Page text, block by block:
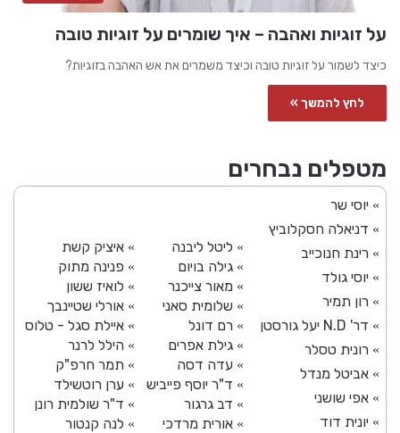
על זוגיות ואהבה – איך שומרים על זוגיות טובה
כיצד לשמור על זוגיות טובה וכיצד משמרים את אש האהבה בזוגיות?
לחץ להמשך »
מטפלים נבחרים
» יוסי שר
» דניאלה חסקלוביץ
» רינת חנוכייב
» יוסי גולד
» רון תמיר
» דר' N.D יעל גורסטן
» רונית טסלר
» אביטל מנדל
» אפי שושני
» יונית דוד
» ליטל ליבנה
» גילה בויום
» מאור צייכנר
» שלומית סאני
» רם דונל
» גילת אפרים
» עדה דסה
» ד"ר יוסף פייביש
» דב גרגור
» אורית מרדכי
» איציק קשת
» פנינה מתוק
» לואיז ששון
» אורלי שטיינבך
» איילת סגל - טלוס
» הילל לרנר
» תמר חרפ"ק
» ערן רוטשילד
» ד"ר שולמית רונן
» לנה קנטור